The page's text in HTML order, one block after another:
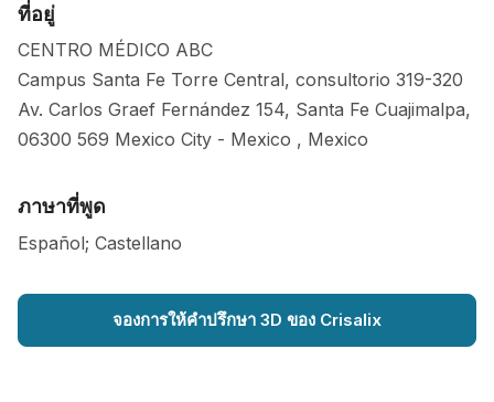
ที่อยู่
CENTRO MÉDICO ABC
Campus Santa Fe Torre Central, consultorio 319-320
Av. Carlos Graef Fernández 154, Santa Fe Cuajimalpa,
06300 569 Mexico City - Mexico , Mexico
ภาษาที่พูด
Español; Castellano
จองการให้คำปรึกษา 3D ของ Crisalix